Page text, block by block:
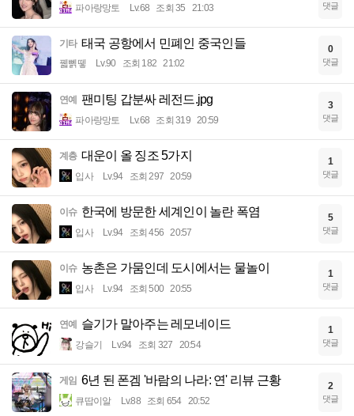
파아랑망토 Lv.68 조회 35 21:03 댓글
기타 태국 공항에서 민폐인 중국인들
꿻뻵뗗 Lv.90 조회 182 21:02
0
댓글
연예 팬미팅 갑분싸 레전드.jpg
파아랑망토 Lv.68 조회 319 20:59
3
댓글
계층 대운이 올 징조 5가지
입사 Lv.94 조회 297 20:59
1
댓글
이슈 한국에 방문한 세계인이 놀란 폭염
입사 Lv.94 조회 456 20:57
5
댓글
이슈 농촌은 가뭄인데 도시에서는 물놀이
입사 Lv.94 조회 500 20:55
1
댓글
연예 슬기가 말아주는 레모네이드
강슬기 Lv.94 조회 327 20:54
1
댓글
게임 6년 된 폰겜 '바람의 나라: 연' 리뷰 근황
큐땁이알 Lv.88 조회 654 20:52
2
댓글